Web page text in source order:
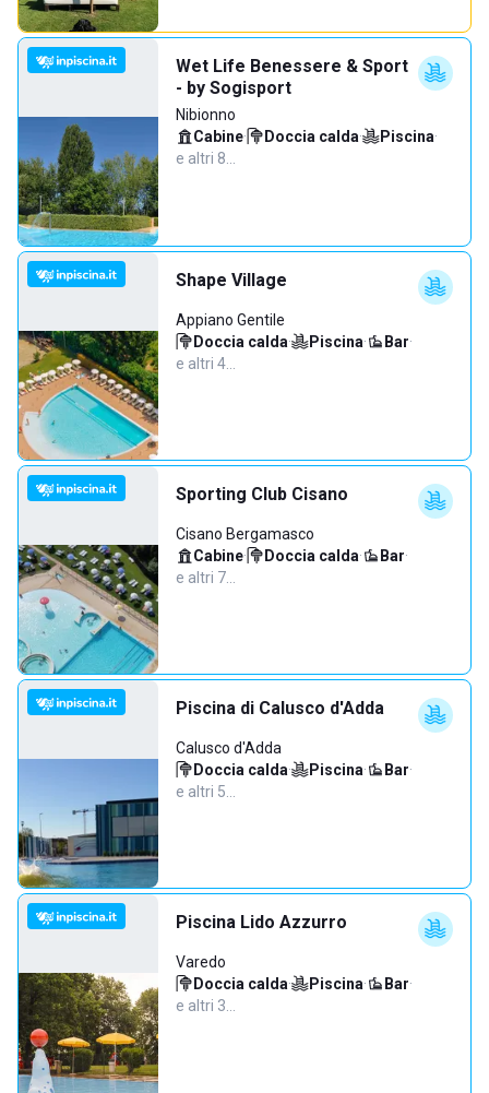
Wet Life Benessere & Sport
- by Sogisport
Nibionno
Cabine· Doccia calda· Piscina·
e altri 8…
Shape Village
Appiano Gentile
Doccia calda· Piscina· Bar·
e altri 4…
Sporting Club Cisano
Cisano Bergamasco
Cabine· Doccia calda· Bar·
e altri 7…
Piscina di Calusco d'Adda
Calusco d'Adda
Doccia calda· Piscina· Bar·
e altri 5…
Piscina Lido Azzurro
Varedo
Doccia calda· Piscina· Bar·
e altri 3…